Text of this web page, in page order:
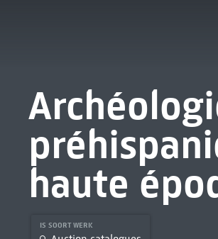
haute
IS SOORT WERK